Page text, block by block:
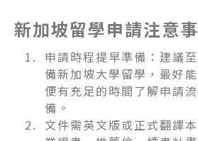
新加坡留學申請注意
申請時程提早準備：建議
備新加坡大學留學，最好
便有充足的時間了解申請
備。
文件需英文版或正式翻譯